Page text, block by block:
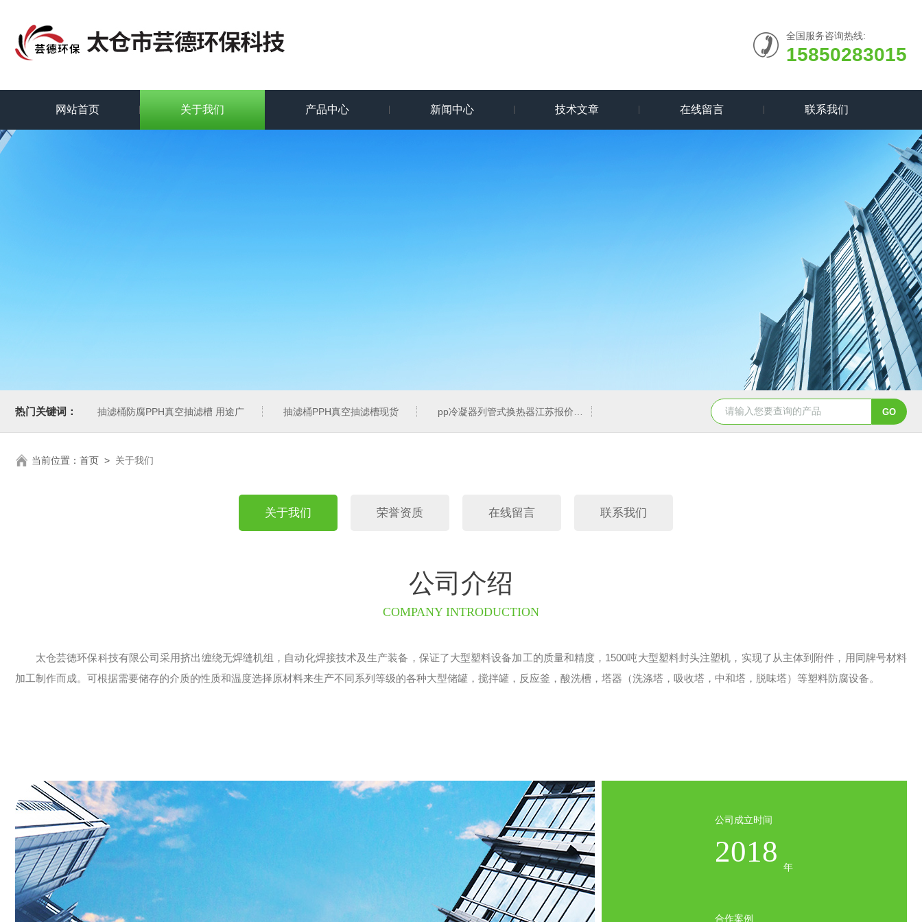
全国服务咨询热线:
15850283015
网站首页 关于我们 产品中心 新闻中心 技术文章 在线留言 联系我们
热门关键词： 抽滤桶防腐PPH真空抽滤槽 用途广 抽滤桶PPH真空抽滤槽现货 pp冷凝器列管式换热器江苏报价 pp冷凝器耐酸碱列管式换热器供应 立式真空机组 按需定制
当前位置： 首页 > 关于我们
关于我们 荣誉资质 在线留言 联系我们
公司介绍
COMPANY INTRODUCTION
太仓芸德环保科技有限公司采用挤出缠绕无焊缝机组，自动化焊接技术及生产装备，保证了大型塑料设备加工的质量和精度，1500吨大型塑料封头注塑机，实现了从主体到附件，用同牌号材料
加工制作而成。可根据需要储存的介质的性质和温度选择原材料来生产不同系列等级的各种大型储罐，搅拌罐，反应釜，酸洗槽，塔器（洗涤塔，吸收塔，中和塔，脱味塔）等塑料防腐设备。
公司成立时间
2018 年
合作案例